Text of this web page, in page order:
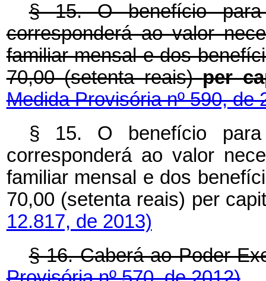
§ 15. O benefício para
corresponderá ao valor
familiar mensal e dos
70,00 (setenta reais)per
Medida Provisória nº 590, de
§ 15. O benefício para
corresponderá ao valor
familiar mensal e dos
70,00 (setenta reais) per
12.817, de 2013)
§ 16. Caberá ao Poder